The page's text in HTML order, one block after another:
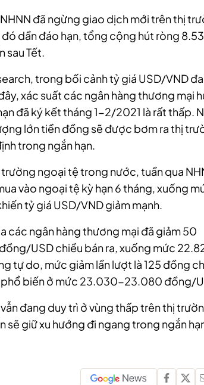
đã ngừng giao dịch mới trên thị
dần đáo hạn, tổng cộng hút ròng
sau Tết.
trong bối cảnh tỷ giá USD/VND
xác suất các ngân hàng thương mại
đã ký kết tháng 1-2/2021 là rất thấp.
lớn tiền đồng sẽ được bơm ra thị
trong ngắn hạn.
ngoại tệ trong nước, tuần qua
vào ngoại tệ kỳ hạn 6 tháng, xuống
tỷ giá USD/VND giảm mạnh.
các ngân hàng thương mại đã giảm 50
USD chiều bán ra, xuống mức
tự do, mức giảm lần lượt là 125 đồng
phổ biến ở mức 23.030-23.080 đồng/
đang duy trì ở vùng thấp trên thị
sẽ giữ xu hướng đi ngang trong ngắn